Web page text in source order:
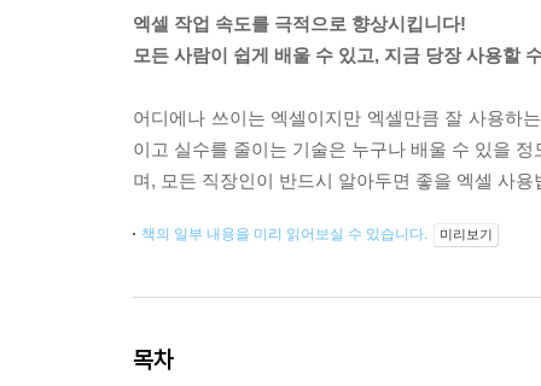
엑셀 작업 속도를 극적으로 향상시킵니다!
모든 사람이 쉽게 배울 수 있고, 지금 당장 사용할
어디에나 쓰이는 엑셀이지만 엑셀만큼 잘 사용하
이고 실수를 줄이는 기술은 누구나 배울 수 있을
며, 모든 직장인이 반드시 알아두면 좋을 엑셀 사용
책의 일부 내용을 미리 읽어보실 수 있습니다. 미리보기
목차